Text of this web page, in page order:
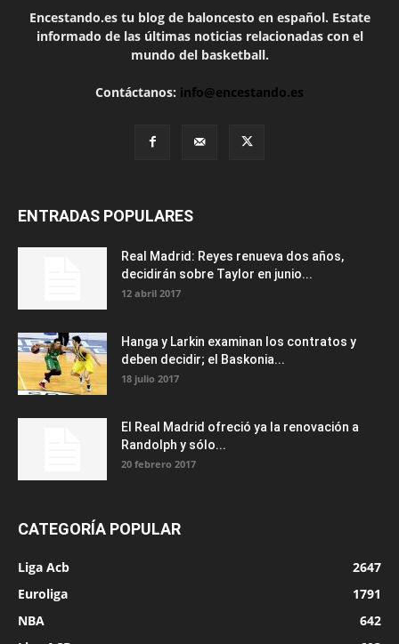
Encestando.es tu blog de baloncesto en español. Estate
informado de las últimas noticias relacionadas con el
mundo del basketball.
Contáctanos: info@encestando.es
ENTRADAS POPULARES
Real Madrid: Reyes renueva dos años,
decidirán sobre Taylor en junio...
12 abril 2017
Hanga y Larkin examinan los contratos y
deben decidir; el Baskonia...
18 julio 2017
El Real Madrid ofreció ya la renovación a
Randolph y sólo...
20 febrero 2017
CATEGORÍA POPULAR
Liga Acb
2647
Euroliga
1791
NBA
642